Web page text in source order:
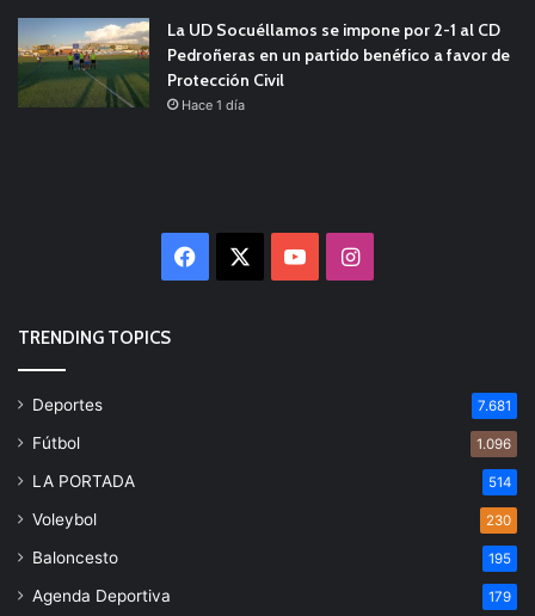
La UD Socuéllamos se impone por 2-1 al CD
Pedroñeras en un partido benéfico a favor de
Protección Civil
Hace 1 día
Facebook YouTubeInstagram
TRENDING TOPICS
Deportes 7.681
Fútbol 1.096
LA PORTADA 514
Voleybol 230
Baloncesto 195
Agenda Deportiva 179